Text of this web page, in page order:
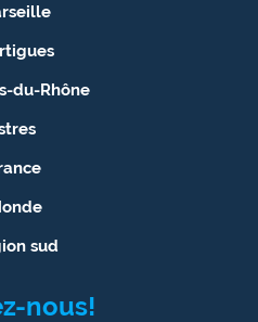
du-Rhône
sud
nous!